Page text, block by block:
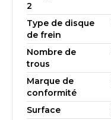
2
Type de disque
de frein
Nombre de
trous
Marque de
conformité
Surface